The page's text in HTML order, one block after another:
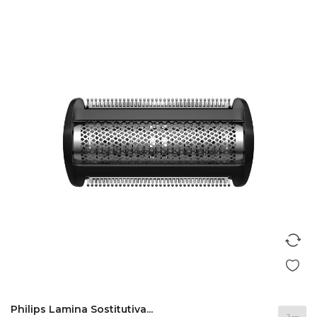
Philips Lamina Sostitutiva...